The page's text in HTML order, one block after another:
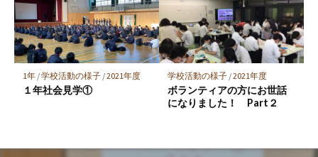
1年/学校活動の様子/2021年度
１年社会見学①
学校活動の様子/2021年度
ボランティアの方にお世話
になりました！ Part２